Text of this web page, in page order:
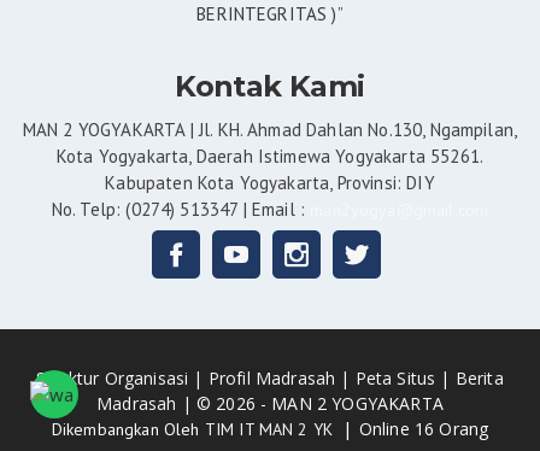
BERINTEGRITAS )”
Kontak Kami
MAN 2 YOGYAKARTA | Jl. KH. Ahmad Dahlan No.130, Ngampilan,
Kota Yogyakarta, Daerah Istimewa Yogyakarta 55261.
Kabupaten Kota Yogyakarta, Provinsi: DIY
No. Telp: (0274) 513347 | Email :
Struktur Organisasi | Profil Madrasah | Peta Situs | Berita
Madrasah | © 2026 - MAN 2 YOGYAKARTA
Dikembangkan Oleh TIM IT MAN 2 YK | Online 16 Orang